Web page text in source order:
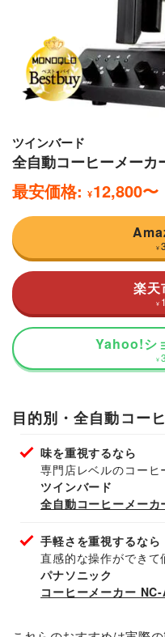
ツインバード
全自動コーヒーメーカ
最安価格: ¥12,800〜
¥
楽天
¥
Yahoo!シ
¥
目的別・全自動コー
味を重視するなら
専門店レベルのコー
ツインバード
全自動コーヒーメーカ
手軽さを重視するなら
直感的な操作ができて
パナソニック
コーヒーメーカー